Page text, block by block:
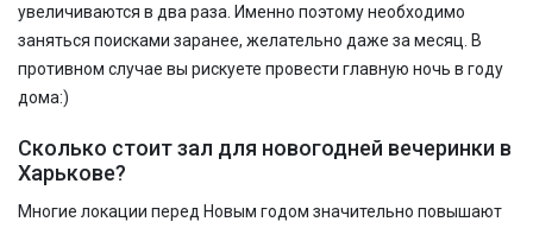
увеличиваются в два раза. Именно поэтому необходимо
заняться поисками заранее, желательно даже за месяц. В
противном случае вы рискуете провести главную ночь в году
дома:)
Сколько стоит зал для новогодней вечеринки в
Харькове?
Многие локации перед Новым годом значительно повышают